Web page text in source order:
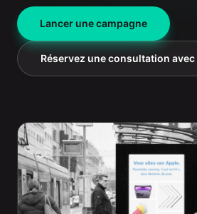
Lancer une campagne
Réservez une consultation avec